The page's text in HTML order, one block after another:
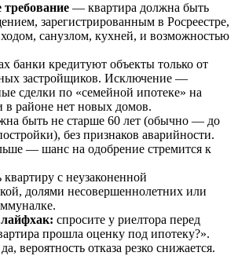
требование — квартира должна быть
зарегистрированным в Росреестре,
санузлом, кухней, и возможностью
банки кредитуют объекты только от
застройщиков. Исключение —
сделки по «семейной ипотеке» на
в районе нет новых домов.
быть не старше 60 лет (обычно — до
без признаков аварийности.
— шанс на одобрение стремится к
квартиру с неузаконенной
долями несовершеннолетних или
спросите у риелтора перед
прошла оценку под ипотеку?».
вероятность отказа резко снижается.